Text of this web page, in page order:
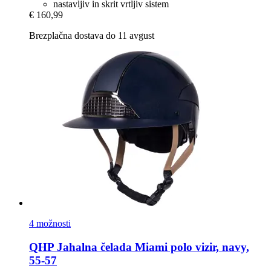
nastavljiv in skrit vrtljiv sistem
€ 160,99
Brezplačna dostava do 11 avgust
4 možnosti
QHP Jahalna čelada Miami polo vizir, navy,
55-​57